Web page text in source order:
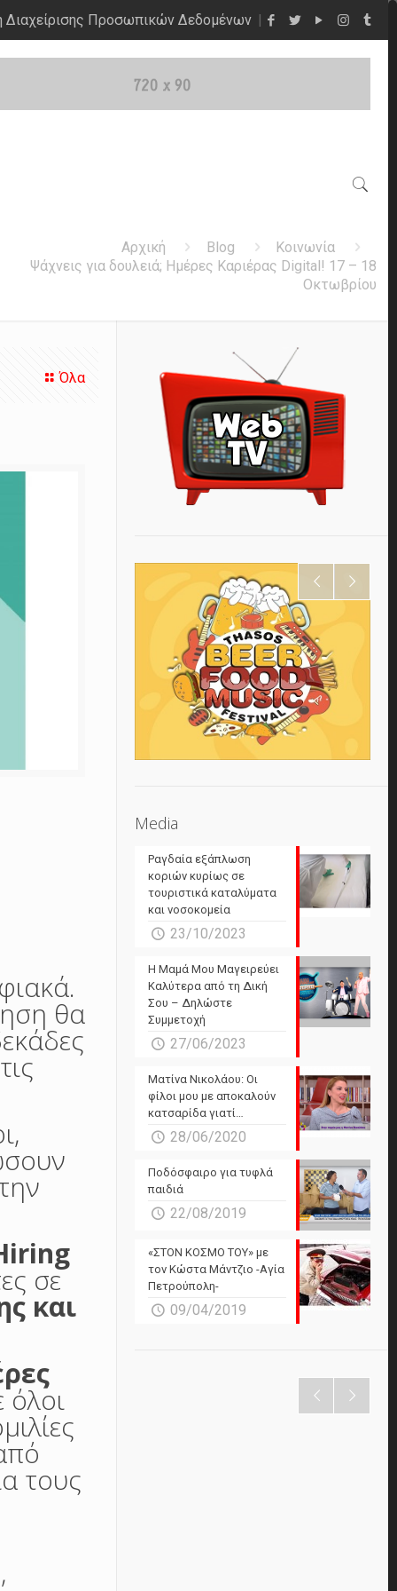
Διαχείρισης Προσωπικών Δεδομένων
Αρχική Blog
Κοινωνία
Ψάχνεις για δουλειά; Ημέρες Καριέρας Digital! 17 – 18
Οκτωβρίου
Όλα
θα
σε
και
όλοι
τους
Media
Ραγδαία εξάπλωση
κοριών κυρίως σε
τουριστικά καταλύματα
και νοσοκομεία
23/10/2023
Η Μαμά Μου Μαγειρεύει
Καλύτερα από τη Δική
Σου – Δηλώστε
Συμμετοχή
27/06/2023
Ματίνα Νικολάου: Οι
φίλοι μου με αποκαλούν
κατσαρίδα γιατί…
28/06/2020
Ποδόσφαιρο για τυφλά
παιδιά
22/08/2019
«ΣΤΟΝ ΚΟΣΜΟ ΤΟΥ» με
τον Κώστα Μάντζιο -Αγία
Πετρούπολη-
09/04/2019